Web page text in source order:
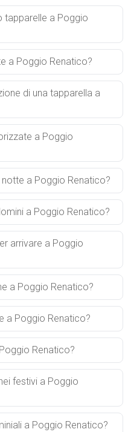
tapparelle a Poggio
a Poggio Renatico?
di una tapparella a
a Poggio
a Poggio Renatico?
a Poggio Renatico?
arrivare a Poggio
a Poggio Renatico?
a Poggio Renatico?
Renatico?
festivi a Poggio
a Poggio Renatico?